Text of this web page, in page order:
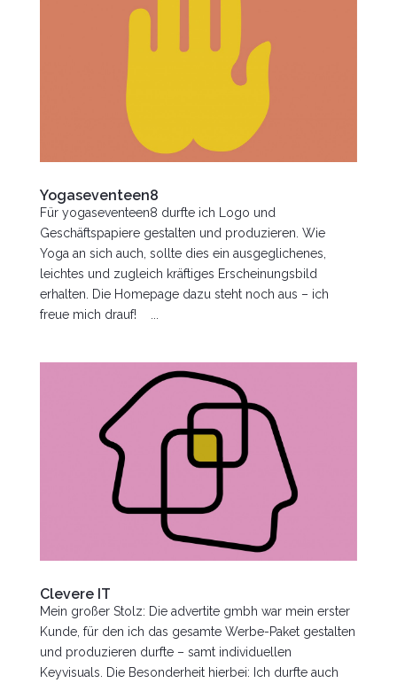
Yogaseventeen8
Für yogaseventeen8 durfte ich Logo und
Geschäftspapiere gestalten und produzieren. Wie
Yoga an sich auch, sollte dies ein ausgeglichenes,
leichtes und zugleich kräftiges Erscheinungsbild
erhalten. Die Homepage dazu steht noch aus – ich
freue mich drauf! ...
Clevere IT
Mein großer Stolz: Die advertite gmbh war mein erster
Kunde, für den ich das gesamte Werbe-Paket gestalten
und produzieren durfte – samt individuellen
Keyvisuals. Die Besonderheit hierbei: Ich durfte auch